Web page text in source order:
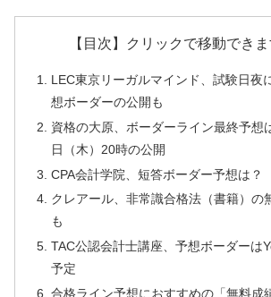
【目次】クリックで移動でき
LEC東京リーガルマインド、試験日夜
想ボーダーの公開も
資格の大原、ボーダーライン最終予想
日（木）20時の公開
CPA会計学院、短答ボーダー予想は？
クレアール、非常識合格法（書籍）の
も
TAC公認会計士講座、予想ボーダーは
予定
合格ライン予想におすすめの「無料成